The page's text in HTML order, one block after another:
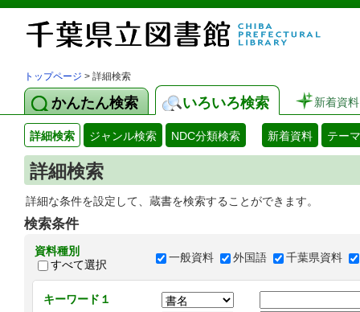
トップページ > 詳細検索
かんたん検索 いろいろ検索 新着資料
詳細検索 ジャンル検索 NDC分類検索 新着資料 テー
詳細検索
詳細な条件を設定して、蔵書を検索することができます。
検索条件
資料種別
すべて選択
一般資料 外国語 千葉県資料
キーワード１